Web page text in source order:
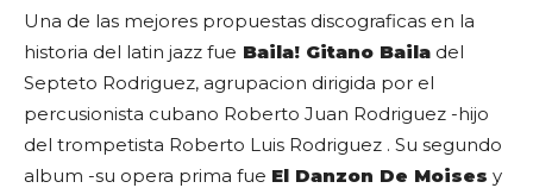
Una de las mejores propuestas discograficas en la
historia del latin jazz fue Baila! Gitano Baila del
Septeto Rodriguez, agrupacion dirigida por el
percusionista cubano Roberto Juan Rodriguez -hijo
del trompetista Roberto Luis Rodriguez . Su segundo
album -su opera prima fue El Danzon De Moises y